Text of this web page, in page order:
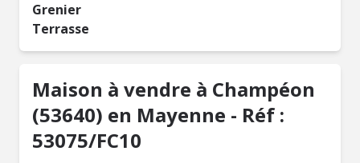
Grenier
Terrasse
Maison à vendre à Champéon
(53640) en Mayenne - Réf :
53075/FC10